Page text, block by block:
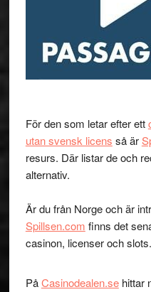
För den som letar efter ett
utan svensk licens så är
resurs. Där listar de och
alternativ.
Är du från Norge och är
Spillsen.com finns det
casinon, licenser och slots.
PåCasinodealen.sehittar